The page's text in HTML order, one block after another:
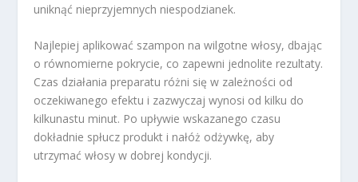
uniknąć nieprzyjemnych niespodzianek.
Najlepiej aplikować szampon na wilgotne włosy, dbając
o równomierne pokrycie, co zapewni jednolite rezultaty.
Czas działania preparatu różni się w zależności od
oczekiwanego efektu i zazwyczaj wynosi od kilku do
kilkunastu minut. Po upływie wskazanego czasu
dokładnie spłucz produkt i nałóż odżywkę, aby
utrzymać włosy w dobrej kondycji.